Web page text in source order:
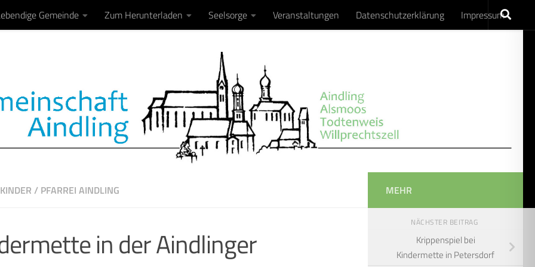
Gemeinde Zum Herunterladen Seelsorge Veranstaltungen Datenschutzerklärung Impressum
KINDER / PFARREI AINDLING
in der Aindlinger
MEHR
NÄCHSTER BEITRAG
Krippenspiel bei
Kindermette in Petersdorf